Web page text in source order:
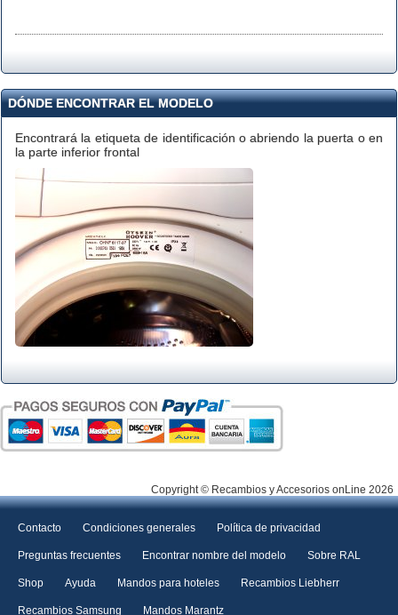
DÓNDE ENCONTRAR EL MODELO
Encontrará la etiqueta de identificación o abriendo la puerta o en
la parte inferior frontal
Copyright © Recambios y Accesorios onLine 2026
Contacto Condiciones generales Política de privacidad
Preguntas frecuentes Encontrar nombre del modelo Sobre RAL
Shop Ayuda Mandos para hoteles Recambios Liebherr
Recambios Samsung Mandos Marantz